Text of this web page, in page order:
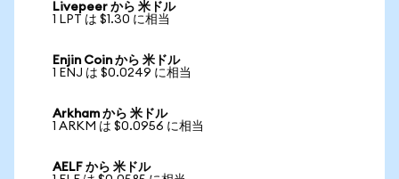
Livepeer から 米ドル
1 LPT は $1.30 に相当
Enjin Coin から 米ドル
1 ENJ は $0.0249 に相当
Arkham から 米ドル
1 ARKM は $0.0956 に相当
AELF から 米ドル